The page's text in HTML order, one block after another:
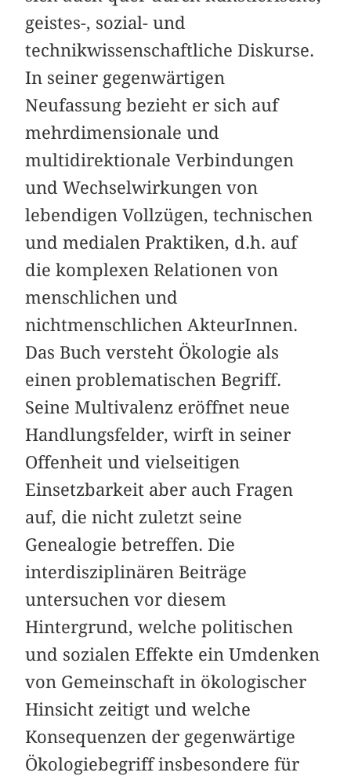
geistes-, sozial- und
technikwissenschaftliche Diskurse.
In seiner gegenwärtigen
Neufassung bezieht er sich auf
mehr­dimensionale und
multidirektionale Verbindungen
und Wechselwirkungen von
lebendigen Vollzügen, technischen
und medialen Praktiken, d.h. auf
die komplexen Relationen von
menschlichen und
nichtmenschlichen AkteurInnen.
Das Buch versteht Ökologie als
einen problematischen Begriff.
Seine Multivalenz eröffnet neue
Handlungsfelder, wirft in seiner
Offenheit und vielseitigen
Einsetzbarkeit aber auch Fragen
auf, die nicht zuletzt seine
Genealogie betreffen. Die
interdisziplinären ­Beiträge
untersuchen vor diesem
Hintergrund, welche politischen
und sozialen Effekte ein Umdenken
von Gemeinschaft in ökologischer
Hinsicht zeitigt und welche
Konsequenzen der gegenwärtige
Ökologiebegriff insbesondere für